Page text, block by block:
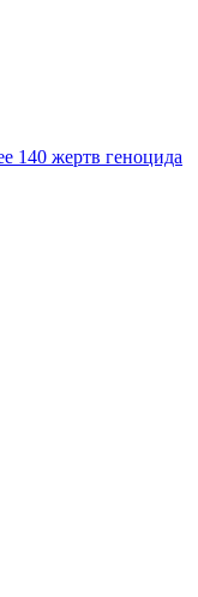
140 жертв геноцида